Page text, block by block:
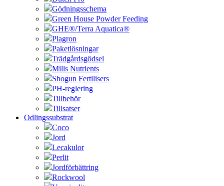
Gödningsschema
Green House Powder Feeding
GHE®/Terra Aquatica®
Plagron
Paketlösningar
Trädgårdsgödsel
Mills Nutrients
Shogun Fertilisers
PH-reglering
Tillbehör
Tillsatser
Odlingssubstrat
Coco
Jord
Lecakulor
Perlit
Jordförbättring
Rockwool